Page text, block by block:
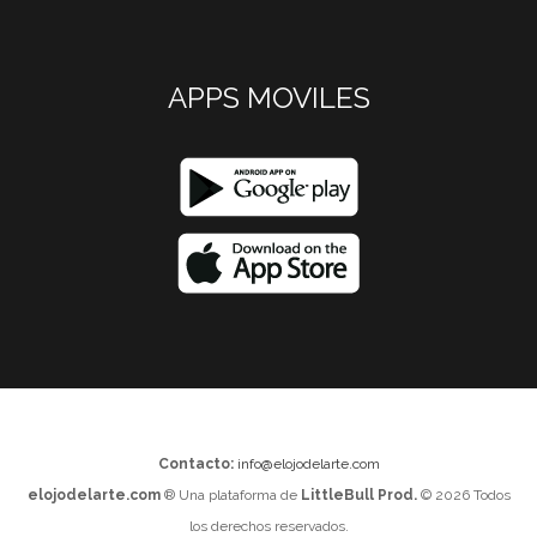
APPS MOVILES
Contacto: info@elojodelarte.com
elojodelarte.com® Una plataforma de LittleBull Prod.© 2026 Todos
los derechos reservados.